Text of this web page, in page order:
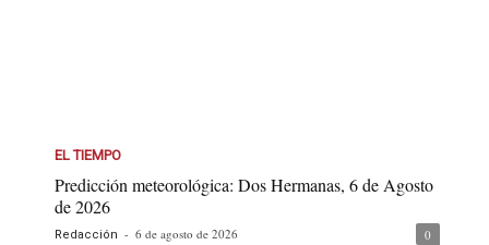
EL TIEMPO
Predicción meteorológica: Dos Hermanas, 6 de Agosto
de 2026
Redacción - 6 de agosto de 2026 0